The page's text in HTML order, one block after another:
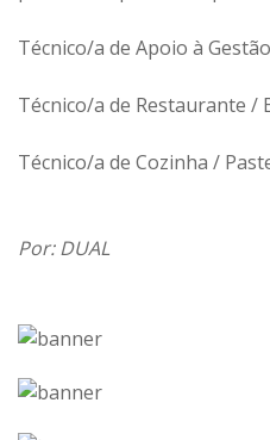
Técnico/a de Apoio à Gestão
Técnico/a de Restaurante /
Técnico/a de Cozinha /
Por: DUAL